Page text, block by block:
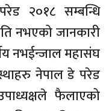
२०१८ सम्बन्धि
नभएको जानकारी
नभईन्जाल महासंघ
नेपाल डे परेड
फैलाएको